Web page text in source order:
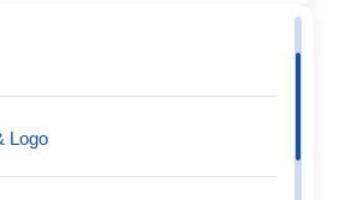
Logo